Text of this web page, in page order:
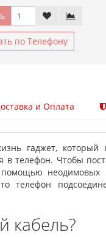
по Телефону
и Оплата
гаджет, который
телефон. Чтобы
неодимовых
телефон
кабель?